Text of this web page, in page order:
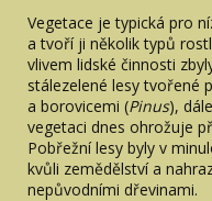
Vegetace je typická pro
a tvoří ji několik typů
vlivem lidské činnosti
stálezelené lesy tvořené
a borovicemi (Pinus),
vegetaci dnes ohrožuje
Pobřežní lesy byly v
kvůli zemědělství a
nepůvodními dřevinami.